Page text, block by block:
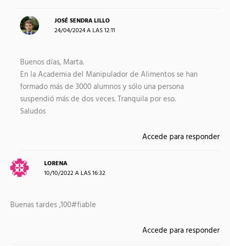
JOSÉ SENDRA LILLO
24/04/2024 A LAS 12:11
Buenos días, Marta.
En la Academia del Manipulador de Alimentos se han
formado más de 3000 alumnos y sólo una persona
suspendió más de dos veces. Tranquila por eso.
Saludos
Accede para responder
LORENA
10/10/2022 A LAS 16:32
Buenas tardes ,100#fiable
Accede para responder